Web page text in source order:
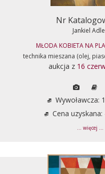
Nr
Jankiel
MŁODA KOBIETA NA
technika mieszana (olej,
aukcja z 16
Wywoławcza:
Cena uzyskana:
... więcej ...